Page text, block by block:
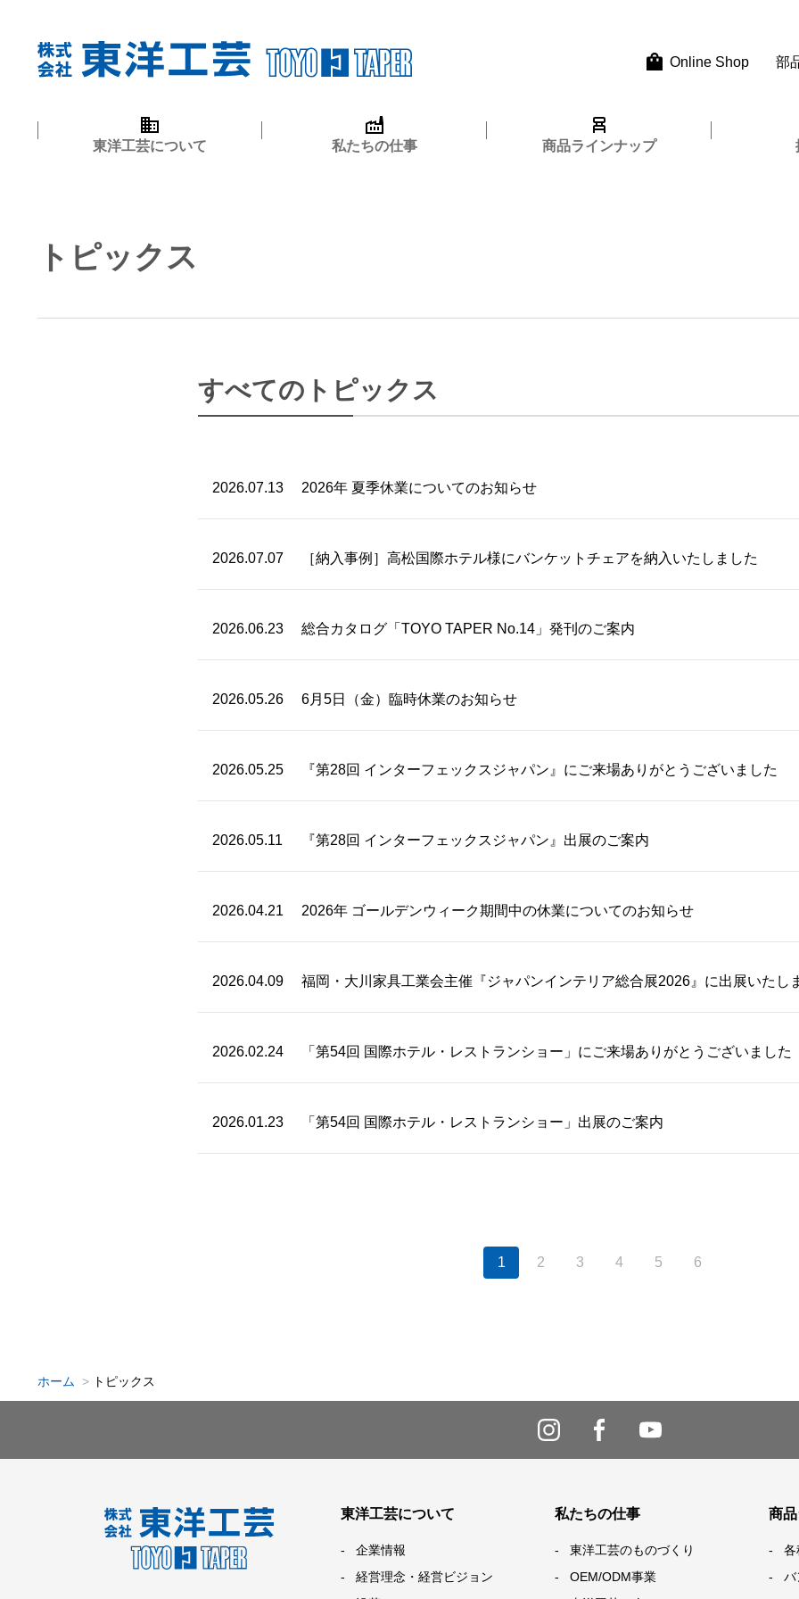
東洋工芸について 私たちの仕事 商品ラインナップ
Online Shop 部
トピックス
すべてのトピックス
2026.07.13 2026年 夏季休業についてのお知らせ
2026.07.07 ［納入事例］高松国際ホテル様にバンケットチェアを納入いたしました
2026.06.23 総合カタログ「TOYO TAPER No.14」発刊のご案内
2026.05.26 6月5日（金）臨時休業のお知らせ
2026.05.25 『第28回 インターフェックスジャパン』にご来場ありがとうございました
2026.05.11 『第28回 インターフェックスジャパン』出展のご案内
2026.04.21 2026年 ゴールデンウィーク期間中の休業についてのお知らせ
2026.04.09 福岡・大川家具工業会主催『ジャパンインテリア総合展2026』に出展いたし
2026.02.24 「第54回 国際ホテル・レストランショー」にご来場ありがとうございました
2026.01.23 「第54回 国際ホテル・レストランショー」出展のご案内
1 2 3 4 5 6
ホーム トピックス
東洋工芸について
企業情報
経営理念・経営ビジョン
私たちの仕事
東洋工芸のものづくり
OEM/ODM事業
商
各
バ